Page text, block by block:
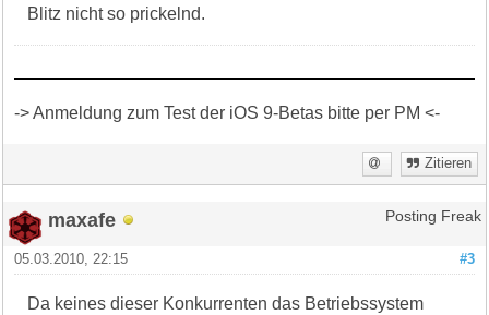
Blitz nicht so prickelnd.
-> Anmeldung zum Test der iOS 9-Betas bitte per PM <-
Zitieren
maxafe Posting Freak
#3
05.03.2010, 22:15
Da keines dieser Konkurrenten das Betriebssystem